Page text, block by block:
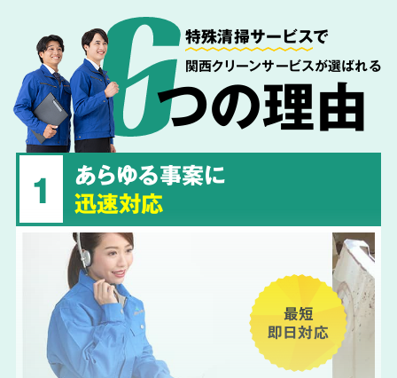
特殊清掃サービスで
関西クリーンサービスが選ばれる
つの理由
1
あらゆる事案に
迅速対応
最短
即日対応